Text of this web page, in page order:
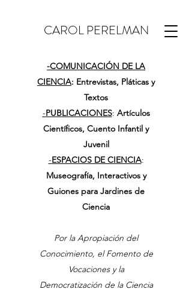
CAROL PERELMAN
-COMUNICACIÓN DE LA
CIENCIA: Entrevistas, Pláticas y
Textos
-PUBLICACIONES: Artículos
Científicos, Cuento Infantil y
Juvenil
-ESPACIOS DE CIENCIA:
Museografía, Interactivos y
Guiones para Jardines de
Ciencia
Por la Apropiación del
Conocimiento, el Fomento de
Vocaciones y la
Democratización de la Ciencia